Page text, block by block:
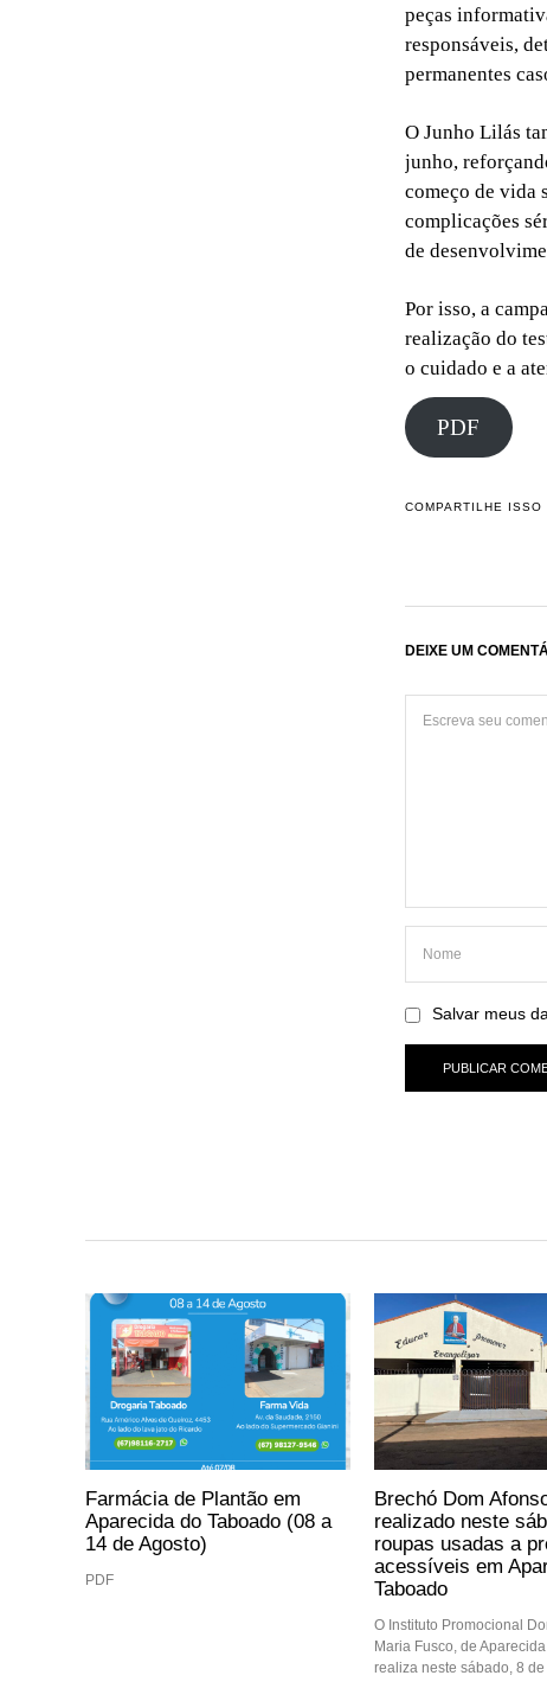
peças
responsáveis,
permanentes
O Junho Lilás
junho,
começo de vida
complicações
de
Por isso, a
realização do
o cuidado e a
PDF
COMPARTILHE ISSO
DEIXE UM
Salvar meus
Farmácia de Plantão em
Aparecida do Taboado (08 a
14 de Agosto)
PDF
Brechó Dom
realizado neste
roupas usadas a
acessíveis em
Taboado
O Instituto Promocional
Maria Fusco, de
realiza neste sábado, 8 de